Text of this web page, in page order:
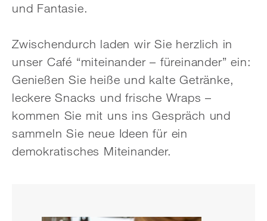
und Fantasie.
Zwischendurch laden wir Sie herzlich in
unser Café “miteinander – füreinander” ein:
Genießen Sie heiße und kalte Getränke,
leckere Snacks und frische Wraps –
kommen Sie mit uns ins Gespräch und
sammeln Sie neue Ideen für ein
demokratisches Miteinander.